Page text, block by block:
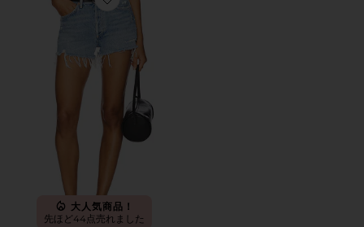
Favorite PARKER ビンテージカットオフショートパンツ
大人気商品！
先ほど44点売れました